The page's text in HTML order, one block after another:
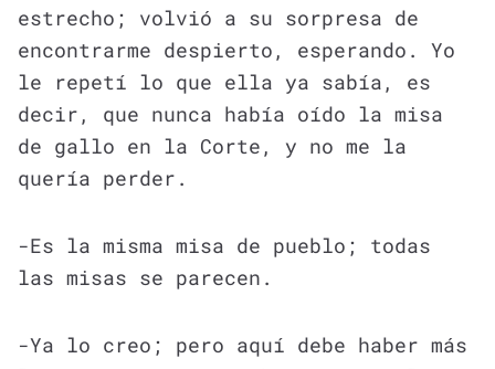
estrecho; volvió a su sorpresa de
encontrarme despierto, esperando. Yo
le repetí lo que ella ya sabía, es
decir, que nunca había oído la misa
de gallo en la Corte, y no me la
quería perder.
-Es la misma misa de pueblo; todas
las misas se parecen.
-Ya lo creo; pero aquí debe haber más